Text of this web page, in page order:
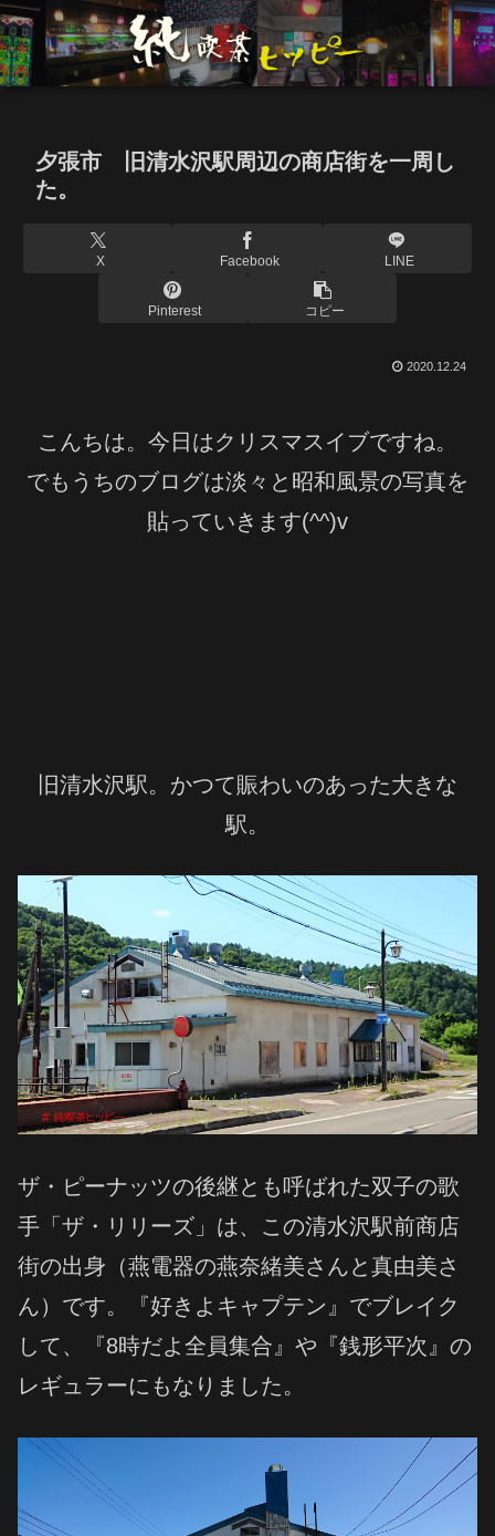
夕張市 旧清水沢駅周辺の商店街を一周し
た。
X Facebook LINE
Pinterest コピー
2020.12.24
こんちは。今日はクリスマスイブですね。
でもうちのブログは淡々と昭和風景の写真を
貼っていきます(^^)v
旧清水沢駅。かつて賑わいのあった大きな
駅。
ザ・ピーナッツの後継とも呼ばれた双子の歌
手「ザ・リリーズ」は、この清水沢駅前商店
街の出身（燕電器の燕奈緒美さんと真由美さ
ん）です。『好きよキャプテン』でブレイク
して、『8時だよ全員集合』や『銭形平次』の
レギュラーにもなりました。